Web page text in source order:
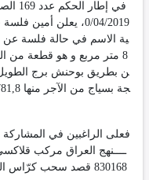
0/04/2019، يعلن
ن بطريق بوحنش برج الطويل
فعلى الراغبين في المشاركة
ــــنهج العراق مركب